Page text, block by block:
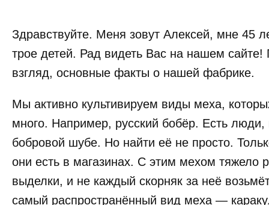
Здравствуйте. Меня зовут Алексей, мне 45
трое детей. Рад видеть Вас на нашем
взгляд, основные факты о нашей фабрике.
Мы активно культивируем виды меха,
много. Например, русский бобёр. Есть люди,
бобровой шубе. Но найти её не просто.
они есть в магазинах. С этим мехом тяжело
выделки, и не каждый скорняк за неё
самый распространённый вид меха —